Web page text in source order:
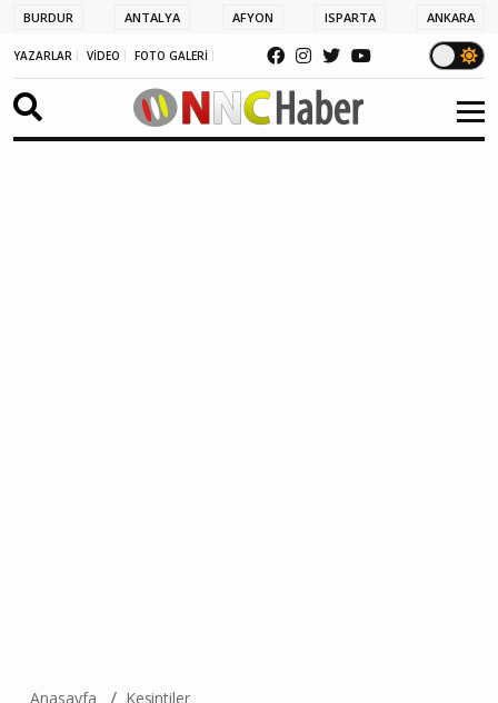
BURDUR ANTALYA AFYON ISPARTA ANKARA
YAZARLAR VİDEO FOTO GALERİ
Anasayfa Kesintiler